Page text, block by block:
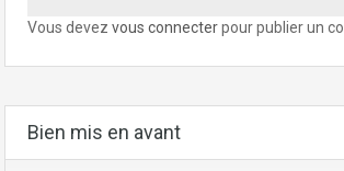
Vous devez vous connecterpour publier un
Bien mis en avant